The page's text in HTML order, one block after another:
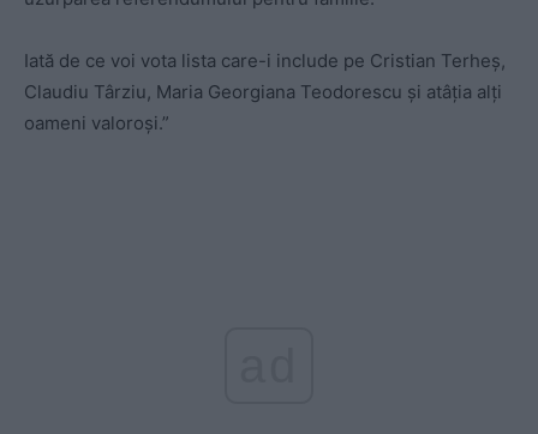
Iată de ce voi vota lista care-i include pe Cristian Terheș,
Claudiu Târziu, Maria Georgiana Teodorescu și atâția alți
oameni valoroși.”